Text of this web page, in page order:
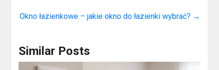
Okno łazienkowe – jakie okno do łazienki wybrać? →
Similar Posts